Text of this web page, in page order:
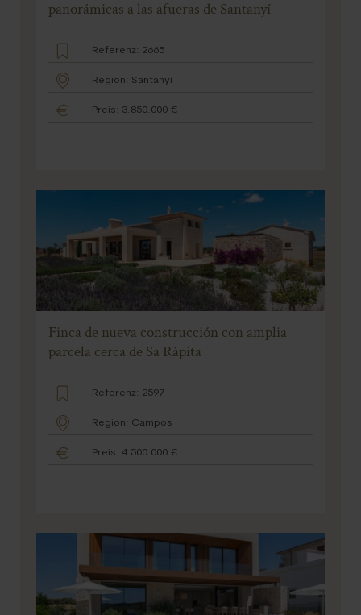
panorámicas a las afueras de Santanyí
Referenz: 2665
Region: Santanyí
Preis: 3.850.000 €
Finca de nueva construcción con amplia
parcela cerca de Sa Ràpita
Referenz: 2597
Region: Campos
Preis: 4.500.000 €